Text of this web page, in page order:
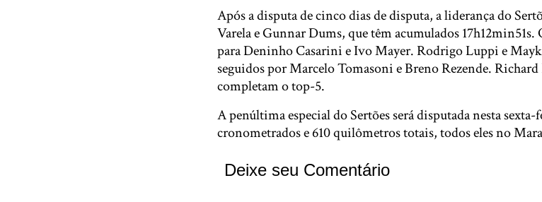
Após a disputa de cinco dias de disputa, a liderança do
Varela e Gunnar Dums, que têm acumulados
para Deninho Casarini e Ivo Mayer. Rodrigo Luppi e
seguidos por Marcelo Tomasoni e Breno Rezende.
completam o top-5.
A penúltima especial do Sertões será disputada nesta
cronometrados e 610 quilômetros totais, todos eles no
Deixe seu Comentário